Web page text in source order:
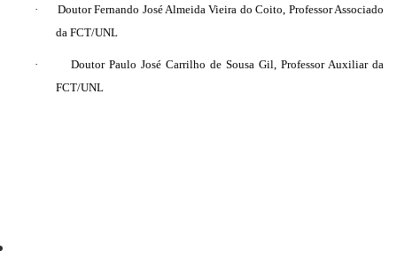
·
Doutor Fernando José Almeida Vieira do Coito, Professor Associado
da FCT/UNL
·
Doutor Paulo José Carrilho de Sousa Gil, Professor Auxiliar da
FCT/UNL